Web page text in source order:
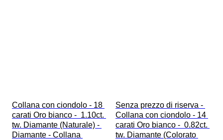
Collana con ciondolo - 18
carati Oro bianco -  1.10ct.
tw. Diamante (Naturale) -
Diamante - Collana
Senza prezzo di riserva -
Collana con ciondolo - 14
carati Oro bianco -  0.82ct.
tw. Diamante (Colorato